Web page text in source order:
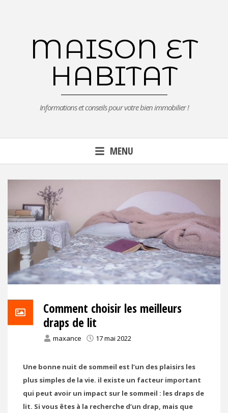
MAISON ET
HABITAT
Informations et conseils pour votre bien immobilier !
MENU
Comment choisir les meilleurs
draps de lit
maxance 17 mai 2022
Une bonne nuit de sommeil est l’un des plaisirs les
plus simples de la vie. il existe un facteur important
qui peut avoir un impact sur le sommeil : les draps de
lit. Si vous êtes à la recherche d’un drap, mais que